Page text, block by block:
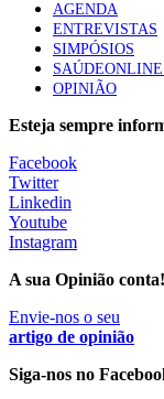
para
57
MAIS NOTÍCIAS
Sindicato diz que
estabilidade no SNS
6 Ago, 2026
Mais de 400 utentes
para tratamentos
6 Ago, 2026 0
AGENDA
ENTREVISTAS
SIMPÓSIOS
OPINIÃO
Esteja sempre
Facebook
Twitter
Linkedin
Youtube
Instagram
A sua Opinião conta!
Envie-nos o seu
artigo de opinião
Siga-nos no